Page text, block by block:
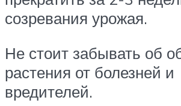
созревания урожая.
Не стоит забывать об
растения от болезней и
вредителей.